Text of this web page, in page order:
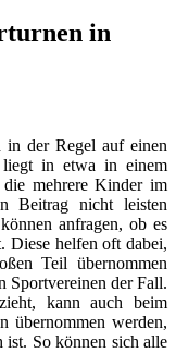
in
der Regel auf einen
liegt in etwa in einem
mehrere Kinder im
Beitrag nicht leisten
anfragen, ob es
Diese helfen oft dabei,
Teil übernommen
Sportvereinen der Fall.
kann auch beim
übernommen werden,
ist. So können sich alle